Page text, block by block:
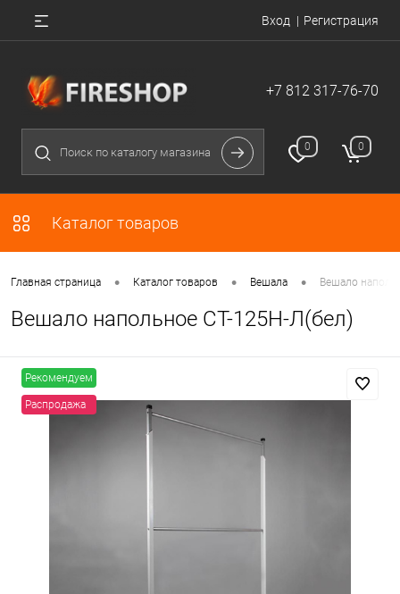
Вход Регистрация
+7 812 317-76-70
0 0
Каталог товаров
Главная страница • Каталог товаров • Вешала • Вешало
Вешало напольное СТ-125Н-Л(бел)
Рекомендуем
Распродажа